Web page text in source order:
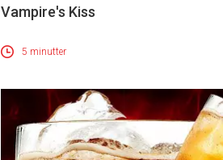
Vampire's Kiss
5 minutter